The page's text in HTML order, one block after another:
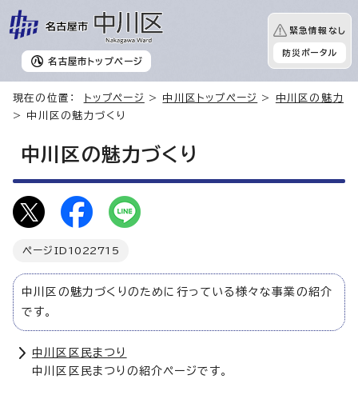
名古屋市 トップページ
緊急情報なし
防災ポータル
現在の位置： トップページ > 中川区トップページ > 中川区の魅力
> 中川区の魅力づくり
中川区の魅力づくり
ページID 1022715
中川区の魅力づくりのために行っている様々な事業の紹介
です。
中川区区民まつり
中川区区民まつりの紹介ページです。